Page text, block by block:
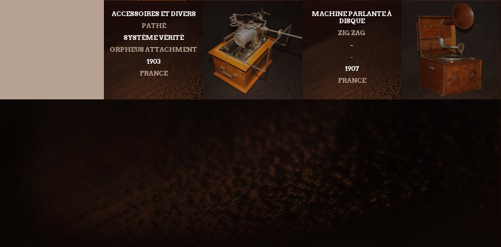
ACCESSOIRES ET DIVERS
PATHÉ
SYSTÈME VÉRITÉ
ORPHEUS ATTACHMENT
1903
FRANCE
MACHINE PARLANTE À
DISQUE
ZIG ZAG
-
-
1907
FRANCE